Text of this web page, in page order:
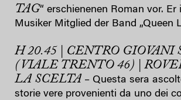
TAG“ erschienenen Roman vor. Er
Musiker Mitglied der Band „Queen
H 20.45 | CENTRO GIOVANI
(VIALE TRENTO 46) |
LA SCELTA – Questa sera
storie vere provenienti da uno dei